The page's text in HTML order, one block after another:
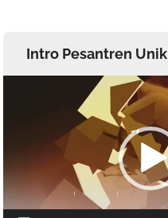
Intro Pesantren Unik